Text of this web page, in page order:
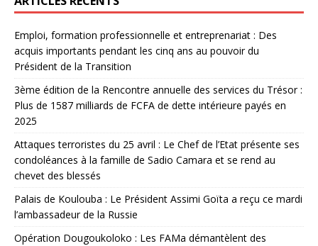
Emploi, formation professionnelle et entreprenariat : Des
acquis importants pendant les cinq ans au pouvoir du
Président de la Transition
3ème édition de la Rencontre annuelle des services du Trésor :
Plus de 1587 milliards de FCFA de dette intérieure payés en
2025
Attaques terroristes du 25 avril : Le Chef de l’Etat présente ses
condoléances à la famille de Sadio Camara et se rend au
chevet des blessés
Palais de Koulouba : Le Président Assimi Goïta a reçu ce mardi
l’ambassadeur de la Russie
Opération Dougoukoloko : Les FAMa démantèlent des